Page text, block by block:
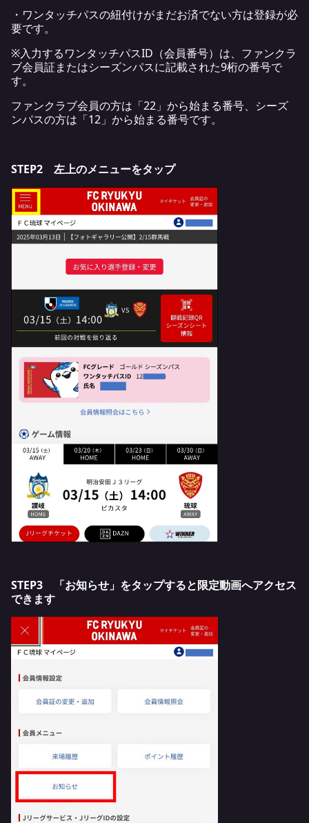
・ワンタッチパスの紐付けがまだお済でない方は登録が必
要です。
※入力するワンタッチパスID（会員番号）は、ファンクラ
ブ会員証またはシーズンパスに記載された9桁の番号で
す。
ファンクラブ会員の方は「22」から始まる番号、シーズ
ンパスの方は「12」から始まる番号です。
STEP2 左上のメニューをタップ
STEP3 「お知らせ」をタップすると限定動画へアクセス
できます